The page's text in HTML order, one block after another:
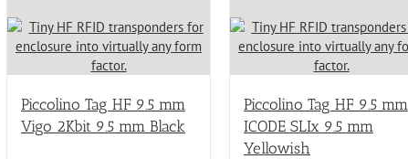
Piccolino Tag HF 9.5 mm
Vigo 2Kbit 9.5 mm Black
Piccolino Tag HF 9.5 mm
ICODE SLIx 9.5 mm
Yellowish